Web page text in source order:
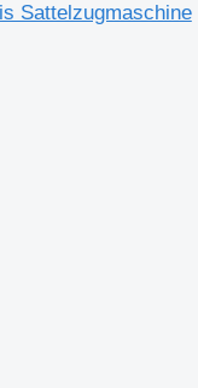
Sattelzugmaschine